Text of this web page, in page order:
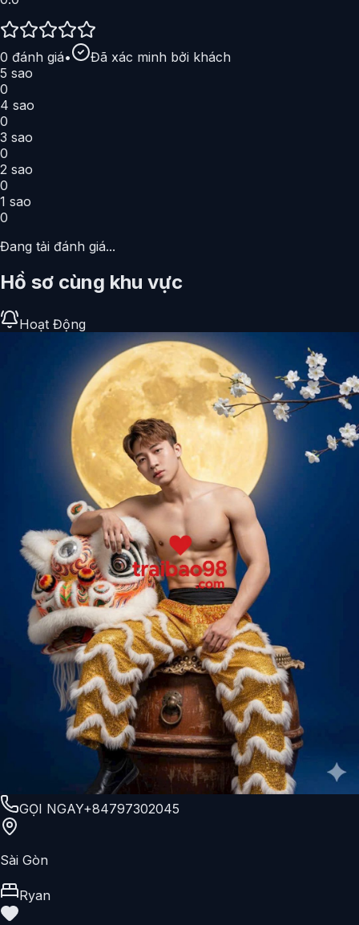
0 đánh giá•
Đã xác minh bởi khách
5 sao
0
4 sao
0
3 sao
0
2 sao
0
1 sao
0
Đang tải đánh giá...
Hồ sơ cùng khu vực
Hoạt Động
GỌI NGAY+84797302045
Sài Gòn
Ryan